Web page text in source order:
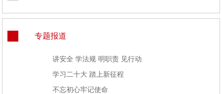
专题报道
讲安全 学法规 明职责 见行动
学习二十大 踏上新征程
不忘初心牢记使命